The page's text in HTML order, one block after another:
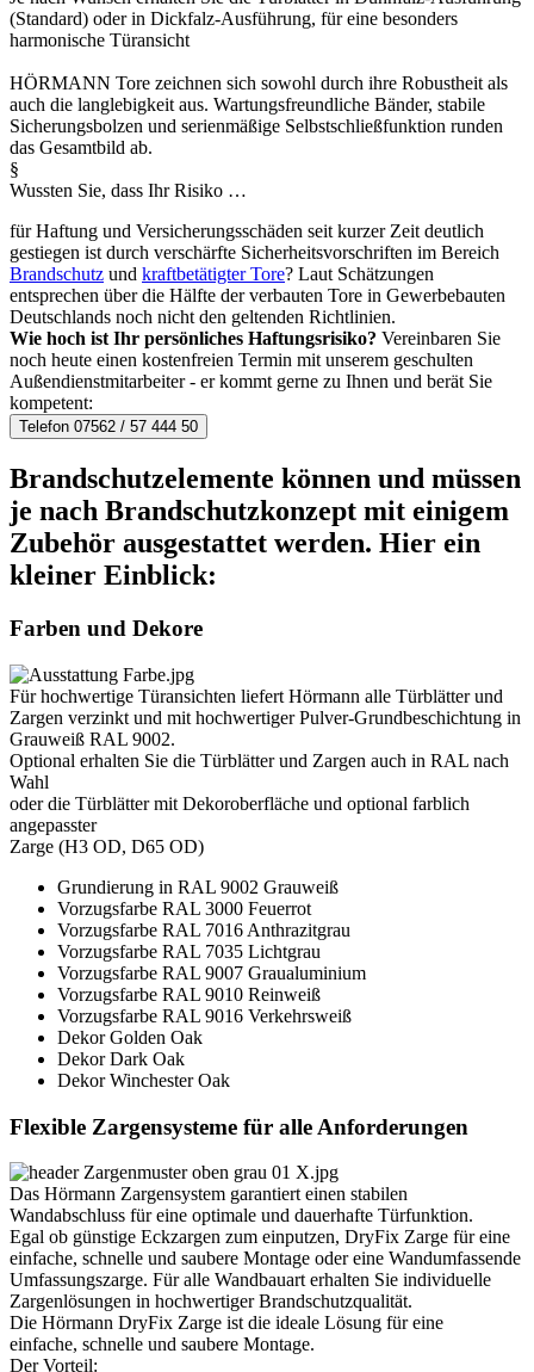
(Standard) oder in Dickfalz-Ausführung, für eine besonders
harmonische Türansicht
HÖRMANN Tore zeichnen sich sowohl durch ihre Robustheit als
auch die langlebigkeit aus. Wartungsfreundliche Bänder, stabile
Sicherungsbolzen und serienmäßige Selbstschließfunktion runden
das Gesamtbild ab.
§
Wussten Sie, dass Ihr Risiko …
für Haftung und Versicherungsschäden seit kurzer Zeit deutlich
gestiegen ist durch verschärfte Sicherheitsvorschriften im Bereich
Brandschutz und kraftbetätigter Tore? Laut Schätzungen
entsprechen über die Hälfte der verbauten Tore in Gewerbebauten
Deutschlands noch nicht den geltenden Richtlinien.
Wie hoch ist Ihr persönliches Haftungsrisiko? Vereinbaren Sie
noch heute einen kostenfreien Termin mit unserem geschulten
Außendienstmitarbeiter - er kommt gerne zu Ihnen und berät Sie
kompetent:
Telefon 07562 / 57 444 50
Brandschutzelemente können und müssen
je nach Brandschutzkonzept mit einigem
Zubehör ausgestattet werden. Hier ein
kleiner Einblick:
Farben und Dekore
Für hochwertige Türansichten liefert Hörmann alle Türblätter und
Zargen verzinkt und mit hochwertiger Pulver-Grundbeschichtung in
Grauweiß RAL 9002.
Optional erhalten Sie die Türblätter und Zargen auch in RAL nach
Wahl
oder die Türblätter mit Dekoroberfläche und optional farblich
angepasster
Zarge (H3 OD, D65 OD)
Grundierung in RAL 9002 Grauweiß
Vorzugsfarbe RAL 3000 Feuerrot
Vorzugsfarbe RAL 7016 Anthrazitgrau
Vorzugsfarbe RAL 7035 Lichtgrau
Vorzugsfarbe RAL 9007 Graualuminium
Vorzugsfarbe RAL 9010 Reinweiß
Vorzugsfarbe RAL 9016 Verkehrsweiß
Dekor Golden Oak
Dekor Dark Oak
Dekor Winchester Oak
Flexible Zargensysteme für alle Anforderungen
Das Hörmann Zargensystem garantiert einen stabilen
Wandabschluss für eine optimale und dauerhafte Türfunktion.
Egal ob günstige Eckzargen zum einputzen, DryFix Zarge für eine
einfache, schnelle und saubere Montage oder eine Wandumfassende
Umfassungszarge. Für alle Wandbauart erhalten Sie individuelle
Zargenlösungen in hochwertiger Brandschutzqualität.
Die Hörmann DryFix Zarge ist die ideale Lösung für eine
einfache, schnelle und saubere Montage.
Der Vorteil: